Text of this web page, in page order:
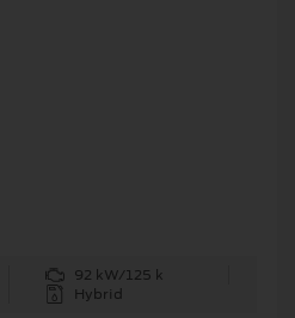
92 kW/125 k
Hybrid